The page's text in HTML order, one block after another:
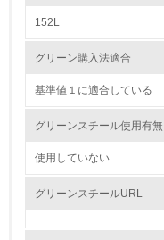
152L
グリーン購入法適合
基準値１に適合している
グリーンスチール使用有無
使用していない
グリーンスチールURL